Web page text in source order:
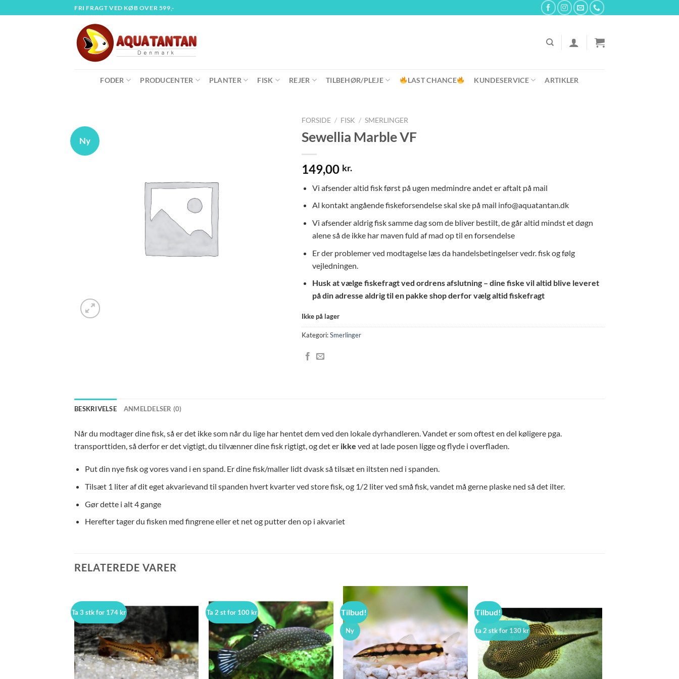
til
FRI FRAGT VED KØB OVER 599,-
FODER PRODUCENTER PLANTER FISK REJER TILBEHØR/PLEJE LAST CHANCE KUNDESERVICE ARTIKLER
Ny
FORSIDE / FISK / SMERLINGER
Sewellia Marble VF
149,00 kr.
Vi afsender altid fisk først på ugen medmindre andet er aftalt på mail
Al kontakt angående fiskeforsendelse skal ske på mail info@aquatantan.dk
Vi afsender aldrig fisk samme dag som de bliver bestilt, de går altid mindst et døgn
alene så de ikke har maven fuld af mad op til en forsendelse
Er der problemer ved modtagelse læs da handelsbetingelser vedr. fisk og følg
vejledningen.
Husk at vælge fiskefragt ved ordrens afslutning – dine fiske vil altid blive leveret
på din adresse aldrig til en pakke shop derfor vælg altid fiskefragt
Ikke på lager
Kategori:Smerlinger
BESKRIVELSE ANMELDELSER (0)
Når du modtager dine fisk, så er det ikke som når du lige har hentet dem ved den lokale dyrhandleren. Vandet er som oftest en del køligere pga.
transporttiden, så derfor er det vigtigt, du tilvænner dine fisk rigtigt, og det er ikke ved at lade posen ligge og flyde i overfladen.
Put din nye fisk og vores vand i en spand. Er dine fisk/maller lidt dvask så tilsæt en iltsten ned i spanden.
Tilsæt 1 liter af dit eget akvarievand til spanden hvert kvarter ved store fisk, og 1/2 liter ved små fisk, vandet må gerne plaske ned så det ilter.
Gør dette i alt 4 gange
Herefter tager du fisken med fingrene eller et net og putter den op i akvariet
RELATEREDE VARER
Ta 3 stk for 174 kr Ta 2 st for 100 kr Tilbud!
Ny
Tilbud!
ta 2 stk for 130 kr